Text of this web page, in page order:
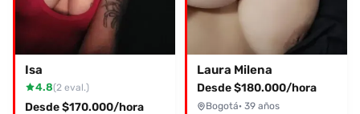
Isa
4.8(2 eval.)
Desde $170.000/hora
Laura Milena
Desde $180.000/hora
Bogotá· 39 años